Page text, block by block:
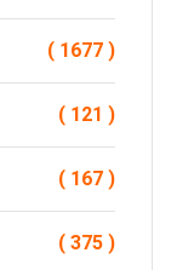
( 1677 )
( 121 )
( 167 )
( 375 )